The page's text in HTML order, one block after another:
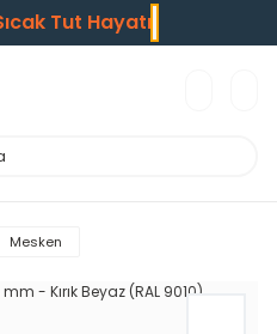
Tut Hayatı
Mesken